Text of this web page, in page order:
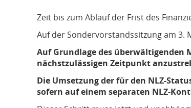
Zeit bis zum Ablauf der Frist des
Auf der Sondervorstandssitzung am 3.
Auf Grundlage des überwältigenden
nächstzulässigen Zeitpunkt
Die Umsetzung der für den NLZ-
sofern auf einem separaten NLZ-